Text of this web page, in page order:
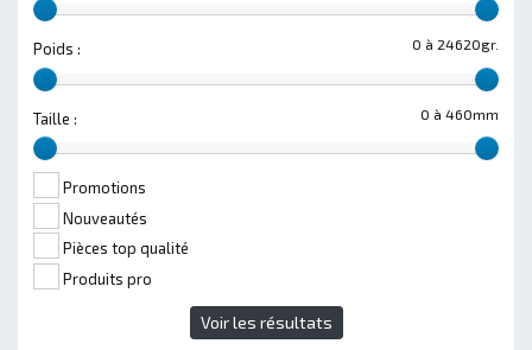
0 à 24620gr.
Poids :
0 à 460mm
Taille :
Promotions
Nouveautés
Pièces top qualité
Produits pro
Voir les résultats